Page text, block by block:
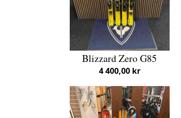
Blizzard Zero G85
4 400,00 kr